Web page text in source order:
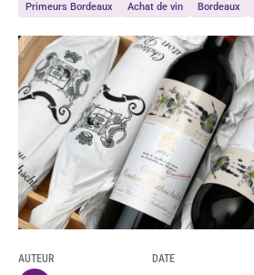
Primeurs Bordeaux Achat de vin Bordeaux
AUTEUR
DATE